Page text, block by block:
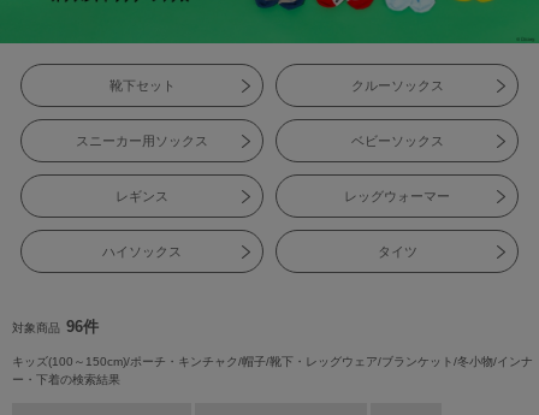
靴下セット クルーソックス
スニーカー用ソックス ベビーソックス
レギンス レッグウォーマー
ハイソックス タイツ
対象商品 96件
キッズ(100～150cm)/ポーチ・キンチャク/帽子/靴下・レッグウェア/ブランケット/冬小物/インナ
ー・下着の検索結果